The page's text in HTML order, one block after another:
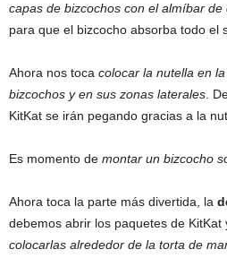
capas de bizcochos con el almíbar de
para que el bizcocho absorba todo el
Ahora nos toca colocar la nutella en
bizcochos y en sus zonas laterales .
KitKat se irán pegando gracias a la
Es momento de montar un bizcocho
Ahora toca la parte más divertida, la
debemos abrir los paquetes de KitKat
colocarlas alrededor de la torta de